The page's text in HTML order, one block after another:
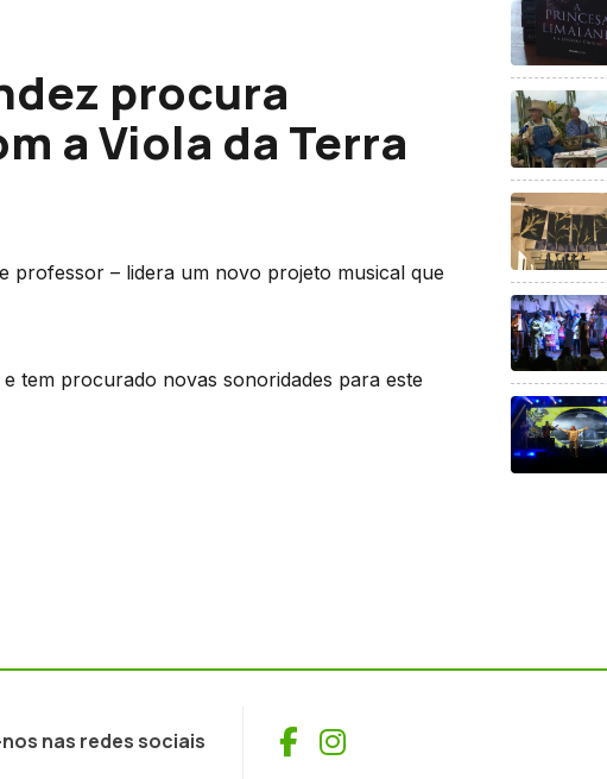
procura
a Viola da Terra
professor – lidera um novo projeto musical que
tem procurado novas sonoridades para este
nas redes sociais Facebook
Instagram